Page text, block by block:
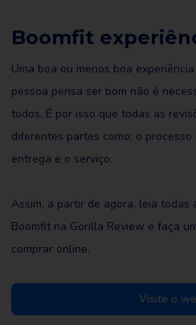
Boomfit
Uma boa ou menos boa
pessoa pensa ser bom não é
todos. É por isso que todas as
diferentes partes como; o processo
entrega e o serviço.
Assim, a partir de agora, leia todas
Boomfit na Gorilla Review e faça
comprar online.
Visite o